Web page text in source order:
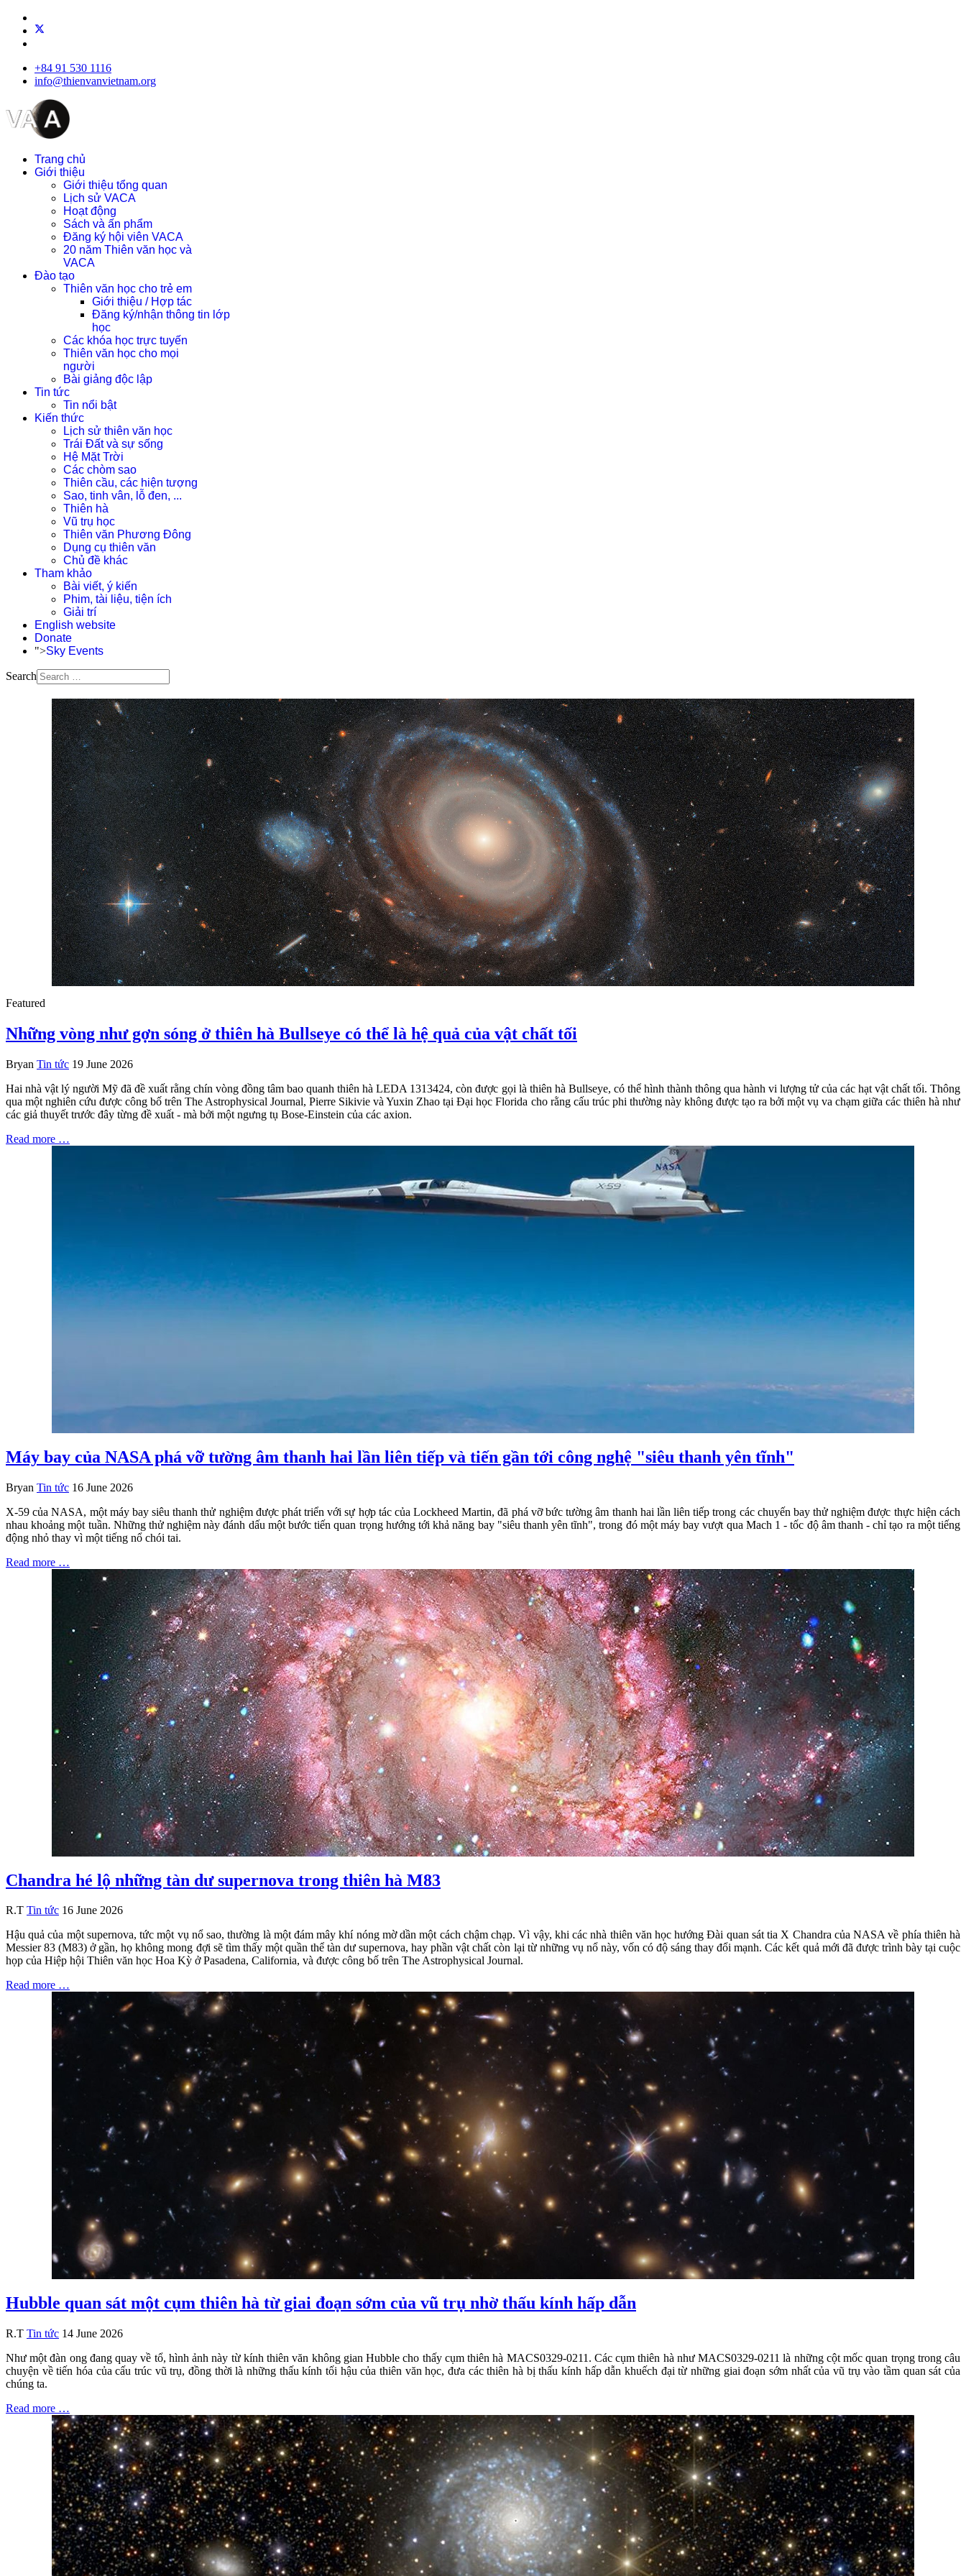
+84 91 530 1116
info@thienvanvietnam.org
Trang chủ
Giới thiệu
Giới thiệu tổng quan
Lịch sử VACA
Hoạt động
Sách và ấn phẩm
Đăng ký hội viên VACA
20 năm Thiên văn học và
VACA
Đào tạo
Thiên văn học cho trẻ em
Giới thiệu / Hợp tác
Đăng ký/nhận thông tin lớp
học
Các khóa học trực tuyến
Thiên văn học cho mọi
người
Bài giảng độc lập
Tin tức
Tin nổi bật
Kiến thức
Lịch sử thiên văn học
Trái Đất và sự sống
Hệ Mặt Trời
Các chòm sao
Thiên cầu, các hiện tượng
Sao, tinh vân, lỗ đen, ...
Thiên hà
Vũ trụ học
Thiên văn Phương Đông
Dụng cụ thiên văn
Chủ đề khác
Tham khảo
Bài viết, ý kiến
Phim, tài liệu, tiện ích
Giải trí
English website
Donate
">Sky Events
Search
Featured
Những vòng như gợn sóng ở thiên hà Bullseye có thể là hệ quả của vật chất tối
Bryan Tin tức 19 June 2026
Hai nhà vật lý người Mỹ đã đề xuất rằng chín vòng đồng tâm bao quanh thiên hà LEDA 1313424, còn được gọi là thiên hà Bullseye, có thể hình thành thông qua hành vi lượng tử của các hạt vật chất tối. Thông
qua một nghiên cứu được công bố trên The Astrophysical Journal, Pierre Sikivie và Yuxin Zhao tại Đại học Florida cho rằng cấu trúc phi thường này không được tạo ra bởi một vụ va chạm giữa các thiên hà như
các giả thuyết trước đây từng đề xuất - mà bởi một ngưng tụ Bose-Einstein của các axion.
Read more …
Máy bay của NASA phá vỡ tường âm thanh hai lần liên tiếp và tiến gần tới công nghệ "siêu thanh yên tĩnh"
Bryan Tin tức 16 June 2026
X-59 của NASA, một máy bay siêu thanh thử nghiệm được phát triển với sự hợp tác của Lockheed Martin, đã phá vỡ bức tường âm thanh hai lần liên tiếp trong các chuyến bay thử nghiệm được thực hiện cách
nhau khoảng một tuần. Những thử nghiệm này đánh dấu một bước tiến quan trọng hướng tới khả năng bay "siêu thanh yên tĩnh", trong đó một máy bay vượt qua Mach 1 - tốc độ âm thanh - chỉ tạo ra một tiếng
động nhỏ thay vì một tiếng nổ chói tai.
Read more …
Chandra hé lộ những tàn dư supernova trong thiên hà M83
R.T Tin tức 16 June 2026
Hậu quả của một supernova, tức một vụ nổ sao, thường là một đám mây khí nóng mờ dần một cách chậm chạp. Vì vậy, khi các nhà thiên văn học hướng Đài quan sát tia X Chandra của NASA về phía thiên hà
Messier 83 (M83) ở gần, họ không mong đợi sẽ tìm thấy một quần thể tàn dư supernova, hay phần vật chất còn lại từ những vụ nổ này, vốn có độ sáng thay đổi mạnh. Các kết quả mới đã được trình bày tại cuộc
họp của Hiệp hội Thiên văn học Hoa Kỳ ở Pasadena, California, và được công bố trên The Astrophysical Journal.
Read more …
Hubble quan sát một cụm thiên hà từ giai đoạn sớm của vũ trụ nhờ thấu kính hấp dẫn
R.T Tin tức 14 June 2026
Như một đàn ong đang quay về tổ, hình ảnh này từ kính thiên văn không gian Hubble cho thấy cụm thiên hà MACS0329-0211. Các cụm thiên hà như MACS0329-0211 là những cột mốc quan trọng trong câu
chuyện về tiến hóa của cấu trúc vũ trụ, đồng thời là những thấu kính tối hậu của thiên văn học, đưa các thiên hà bị thấu kính hấp dẫn khuếch đại từ những giai đoạn sớm nhất của vũ trụ vào tầm quan sát của
chúng ta.
Read more …